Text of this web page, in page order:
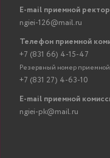
E-mail приемной
ngiei-126@mail.ru
Телефон приемной
+7 (831 66) 4-15-47
Резервный номер
+7 (831 27) 4-63-10
E-mail приемной
ngiei-pk@mail.ru